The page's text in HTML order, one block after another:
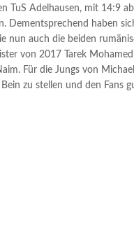
TuS Adelhausen, mit 14:9
Dementsprechend haben
nun auch die beiden
von 2017 Tarek
Für die Jungs von
zu stellen und den Fans